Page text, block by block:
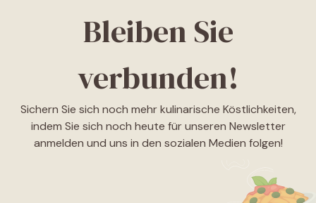
Bleiben Sie
verbunden!
Sichern Sie sich noch mehr kulinarische Köstlichkeiten,
indem Sie sich noch heute für unseren Newsletter
anmelden und uns in den sozialen Medien folgen!